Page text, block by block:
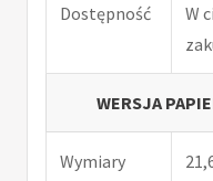
Dostępność
W
WERSJA
Wymiary